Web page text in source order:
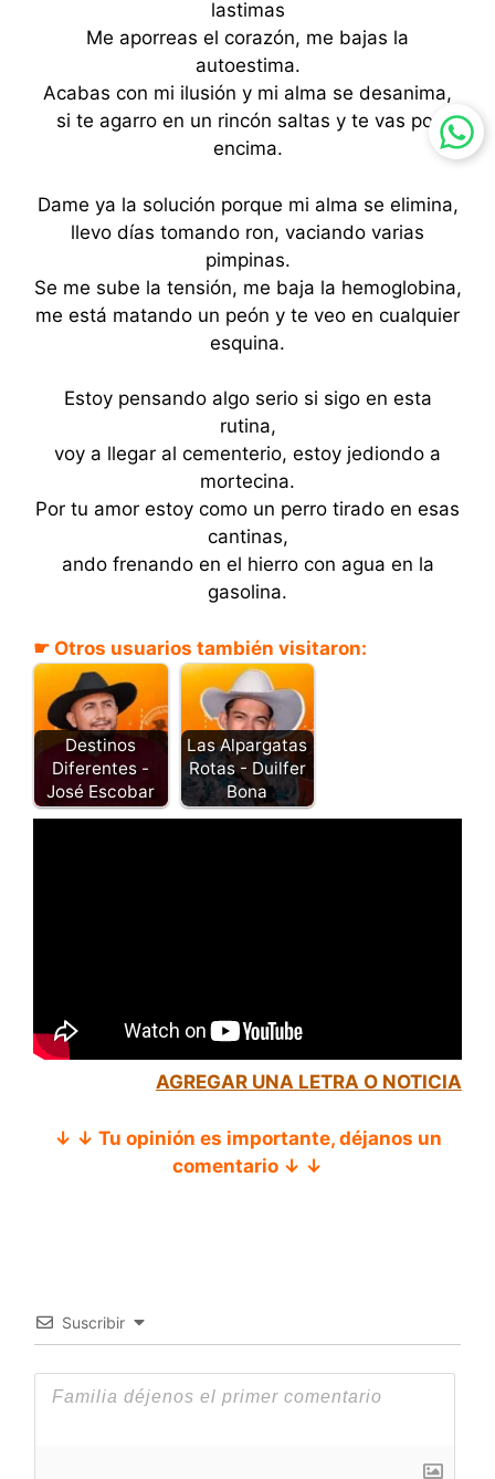
lastimas
Me aporreas el corazón, me bajas la
autoestima.
Acabas con mi ilusión y mi alma se desanima,
si te agarro en un rincón saltas y te vas por
encima.
Dame ya la solución porque mi alma se elimina,
llevo días tomando ron, vaciando varias
pimpinas.
Se me sube la tensión, me baja la hemoglobina,
me está matando un peón y te veo en cualquier
esquina.
Estoy pensando algo serio si sigo en esta
rutina,
voy a llegar al cementerio, estoy jediondo a
mortecina.
Por tu amor estoy como un perro tirado en esas
cantinas,
ando frenando en el hierro con agua en la
gasolina.
☛ Otros usuarios también visitaron:
Destinos
Diferentes -
José Escobar
Las Alpargatas
Rotas - Duilfer
Bona
AGREGAR UNA LETRA O NOTICIA
↓ ↓ Tu opinión es importante, déjanos un
comentario ↓ ↓
Suscribir